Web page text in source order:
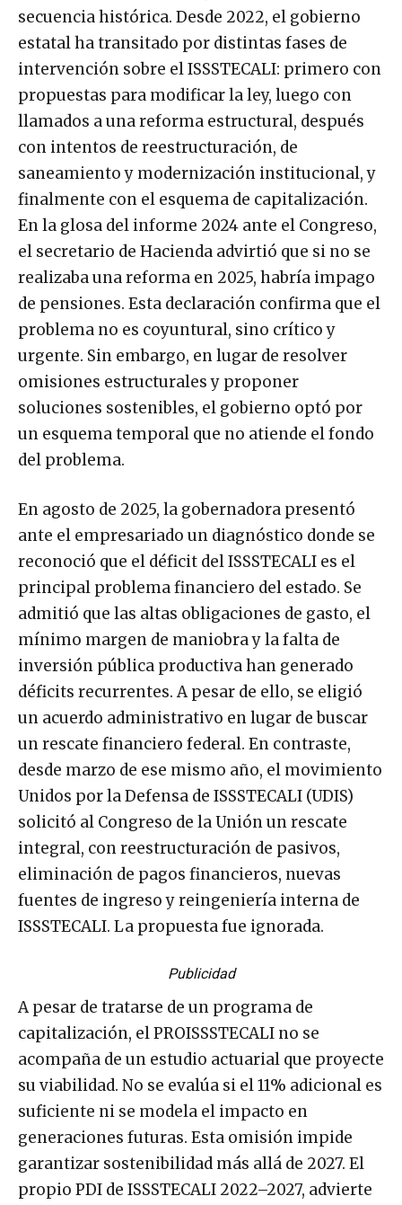
secuencia histórica. Desde 2022, el gobierno
estatal ha transitado por distintas fases de
intervención sobre el ISSSTECALI: primero con
propuestas para modificar la ley, luego con
llamados a una reforma estructural, después
con intentos de reestructuración, de
saneamiento y modernización institucional, y
finalmente con el esquema de capitalización.
En la glosa del informe 2024 ante el Congreso,
el secretario de Hacienda advirtió que si no se
realizaba una reforma en 2025, habría impago
de pensiones. Esta declaración confirma que el
problema no es coyuntural, sino crítico y
urgente. Sin embargo, en lugar de resolver
omisiones estructurales y proponer
soluciones sostenibles, el gobierno optó por
un esquema temporal que no atiende el fondo
del problema.
En agosto de 2025, la gobernadora presentó
ante el empresariado un diagnóstico donde se
reconoció que el déficit del ISSSTECALI es el
principal problema financiero del estado. Se
admitió que las altas obligaciones de gasto, el
mínimo margen de maniobra y la falta de
inversión pública productiva han generado
déficits recurrentes. A pesar de ello, se eligió
un acuerdo administrativo en lugar de buscar
un rescate financiero federal. En contraste,
desde marzo de ese mismo año, el movimiento
Unidos por la Defensa de ISSSTECALI (UDIS)
solicitó al Congreso de la Unión un rescate
integral, con reestructuración de pasivos,
eliminación de pagos financieros, nuevas
fuentes de ingreso y reingeniería interna de
ISSSTECALI. La propuesta fue ignorada.
Publicidad
A pesar de tratarse de un programa de
capitalización, el PROISSSTECALI no se
acompaña de un estudio actuarial que proyecte
su viabilidad. No se evalúa si el 11% adicional es
suficiente ni se modela el impacto en
generaciones futuras. Esta omisión impide
garantizar sostenibilidad más allá de 2027. El
propio PDI de ISSSTECALI 2022–2027, advierte